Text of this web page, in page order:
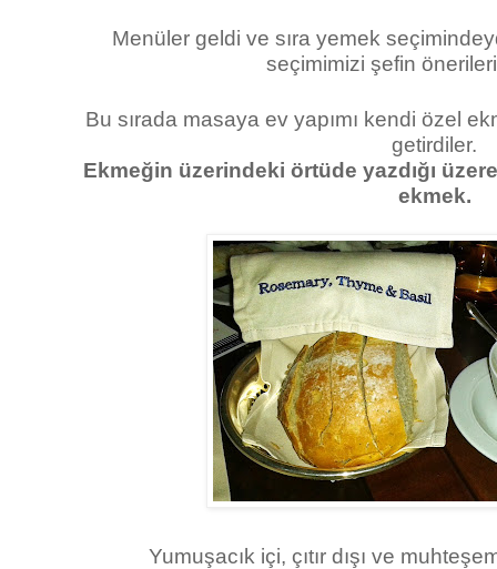
Menüler geldi ve sıra yemek
seçimimizi şefin
Bu sırada masaya ev yapımı kendi özel
getirdiler.
Ekmeğin üzerindeki örtüde yazdığı
ekmek.
Yumuşacık içi, çıtır dışı ve